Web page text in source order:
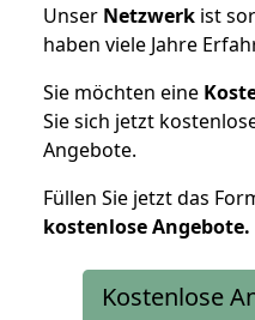
Unser Netzwerk ist
haben viele Jahre
Sie möchten eine
Sie sich jetzt
Angebote.
Füllen Sie jetzt das
kostenloseAngebote.
Kostenlose